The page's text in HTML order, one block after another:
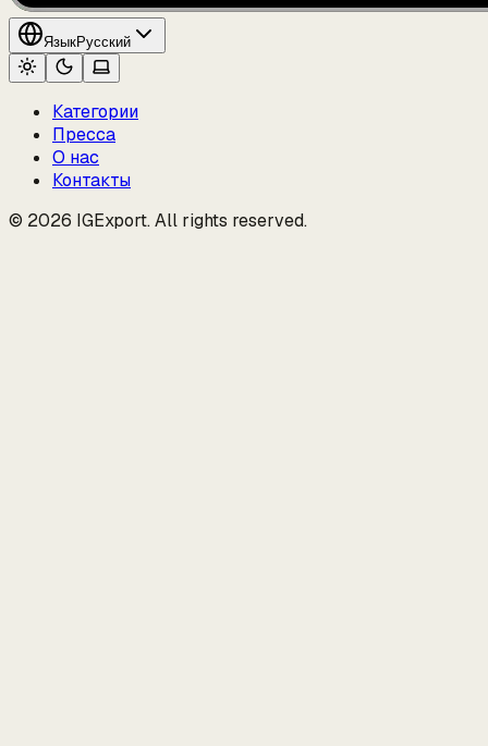
ЯзыкРусский
Категории
Пресса
О нас
Контакты
© 2026 IGExport. All rights reserved.